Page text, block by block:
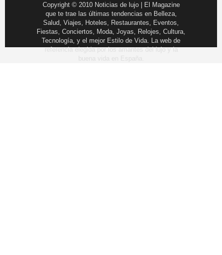
Copyright © 2010 Noticias de lujo | El Magazine
que te trae las últimas tendencias en Belleza,
Salud, Viajes, Hoteles, Restaurantes, Eventos,
Fiestas, Conciertos, Moda, Joyas, Relojes, Cultura,
Tecnología, y el mejor Estilo de Vida. La web de
referencia elegida por los amantes del lujo y la